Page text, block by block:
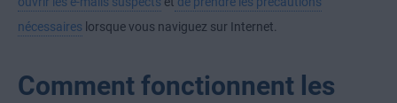
nécessaires lorsque vous naviguez sur Internet.
Comment fonctionnent les